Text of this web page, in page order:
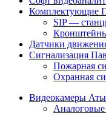
Комплектующие
SIP —
Датчики
Сигнализация
Пожарная
Охранная
Видеокамеры